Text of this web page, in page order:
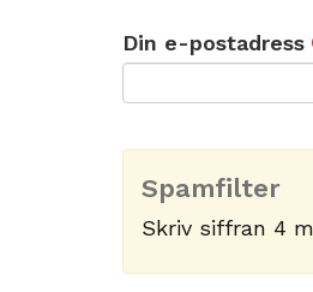
Din e-postadress
Spamfilter
Skriv siffran 4